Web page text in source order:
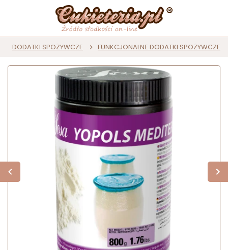
DODATKI SPOŻYWCZE FUNKCJONALNE DODATKI SPOŻYWCZE